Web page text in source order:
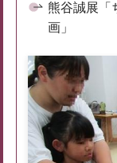
熊谷誠展
画」